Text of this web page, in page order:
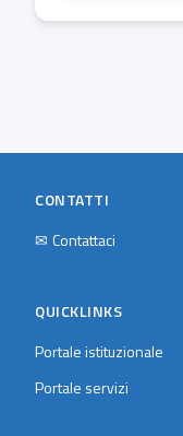
CONTATTI
✉ Contattaci
QUICKLINKS
Portale istituzionale
Portale servizi